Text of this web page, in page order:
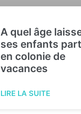
A quel âge
ses enfants
en colonie de
vacances
LIRE LA SUITE